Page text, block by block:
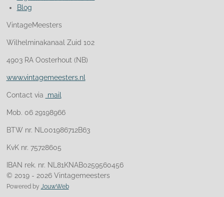
Blog
VintageMeesters
Wilhelminakanaal Zuid 102
4903 RA Oosterhout (NB)
www.vintagemeesters.nl
Contact via mail
Mob. 06 29198966
BTW nr. NL001986712B63
KvK nr. 75728605
IBAN rek. nr. NL81KNAB0259560456
© 2019 - 2026 Vintagemeesters
Powered by JouwWeb